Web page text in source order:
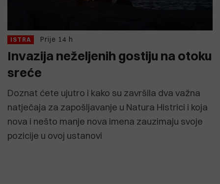
ISTRA Prije 14 h
Invazija neželjenih gostiju na otoku
sreće
Doznat ćete ujutro i kako su završila dva važna
natječaja za zapošljavanje u Natura Histrici i koja
nova i nešto manje nova imena zauzimaju svoje
pozicije u ovoj ustanovi